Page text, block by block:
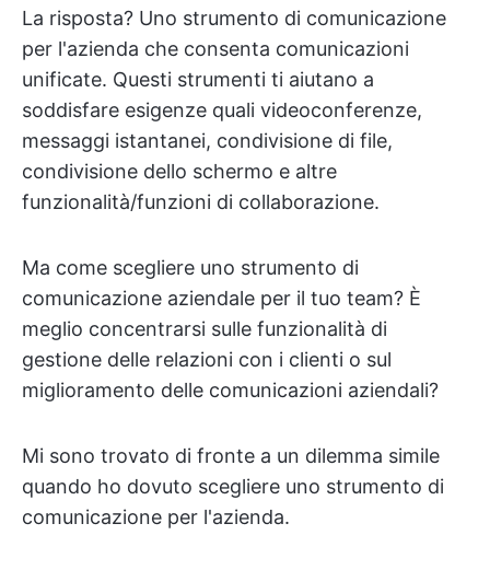
La risposta? Uno strumento di comunicazione
per l'azienda che consenta comunicazioni
unificate. Questi strumenti ti aiutano a
soddisfare esigenze quali videoconferenze,
messaggi istantanei, condivisione di file,
condivisione dello schermo e altre
funzionalità/funzioni di collaborazione.
Ma come scegliere uno strumento di
comunicazione aziendale per il tuo team? È
meglio concentrarsi sulle funzionalità di
gestione delle relazioni con i clienti o sul
miglioramento delle comunicazioni aziendali?
Mi sono trovato di fronte a un dilemma simile
quando ho dovuto scegliere uno strumento di
comunicazione per l'azienda.